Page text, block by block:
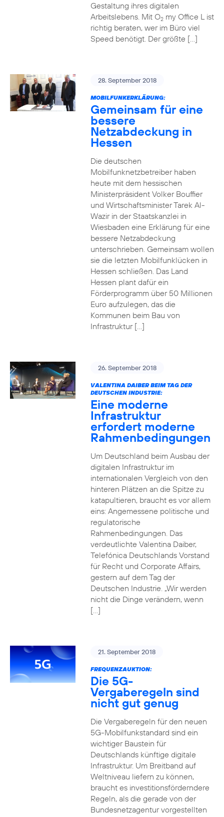
Gestaltung ihres digitalen
Arbeitslebens. Mit O2my Office L ist
richtig beraten, wer im Büro viel
Speed benötigt. Der größte […]
28. September 2018
MOBILFUNKERKLÄRUNG:
Gemeinsam für eine
bessere
Netzabdeckung in
Hessen
Die deutschen
Mobilfunknetzbetreiber haben
heute mit dem hessischen
Ministerpräsident Volker Bouffier
und Wirtschaftsminister Tarek Al-
Wazir in der Staatskanzlei in
Wiesbaden eine Erklärung für eine
bessere Netzabdeckung
unterschrieben. Gemeinsam wollen
sie die letzten Mobilfunklücken in
Hessen schließen. Das Land
Hessen plant dafür ein
Förderprogramm über 50 Millionen
Euro aufzulegen, das die
Kommunen beim Bau von
Infrastruktur […]
26. September 2018
VALENTINA DAIBER BEIM TAG DER
DEUTSCHEN INDUSTRIE:
Eine moderne
Infrastruktur
erfordert moderne
Rahmenbedingungen
Um Deutschland beim Ausbau der
digitalen Infrastruktur im
internationalen Vergleich von den
hinteren Plätzen an die Spitze zu
katapultieren, braucht es vor allem
eins: Angemessene politische und
regulatorische
Rahmenbedingungen. Das
verdeutlichte Valentina Daiber,
Telefónica Deutschlands Vorstand
für Recht und Corporate Affairs,
gestern auf dem Tag der
Deutschen Industrie. „Wir werden
nicht die Dinge verändern, wenn
[…]
21. September 2018
FREQUENZAUKTION:
Die 5G-
Vergaberegeln sind
nicht gut genug
Die Vergaberegeln für den neuen
5G-Mobilfunkstandard sind ein
wichtiger Baustein für
Deutschlands künftige digitale
Infrastruktur. Um Breitband auf
Weltniveau liefern zu können,
braucht es investitionsförderndere
Regeln, als die gerade von der
Bundesnetzagentur vorgestellten